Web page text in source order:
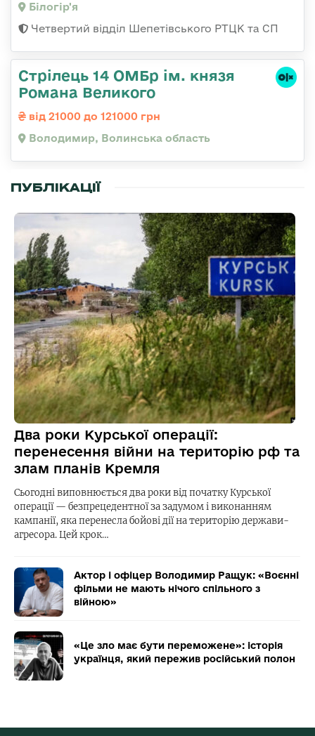
Білогір'я
Четвертий відділ Шепетівського РТЦК та СП
Стрілець 14 ОМБр ім. князя
Романа Великого
від 21000 до 121000 грн
Володимир, Волинська область
ПУБЛІКАЦІЇ
Два роки Курської операції:
перенесення війни на територію рф та
злам планів Кремля
Сьогодні виповнюється два роки від початку Курської
операції — безпрецедентної за задумом і виконанням
кампанії, яка перенесла бойові дії на територію держави-
агресора. Цей крок…
Актор і офіцер Володимир Ращук: «Воєнні
фільми не мають нічого спільного з
війною»
«Це зло має бути переможене»: історія
українця, який пережив російський полон